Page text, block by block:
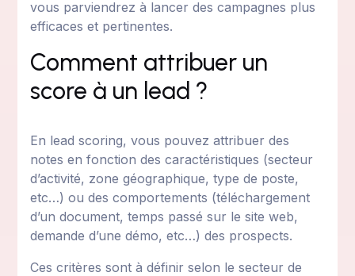
vous parviendrez à lancer des campagnes plus
efficaces et pertinentes.
Comment attribuer un
score à un lead ?
En lead scoring, vous pouvez attribuer des
notes en fonction des caractéristiques (secteur
d’activité, zone géographique, type de poste,
etc…) ou des comportements (téléchargement
d’un document, temps passé sur le site web,
demande d’une démo, etc…) des prospects.
Ces critères sont à définir selon le secteur de